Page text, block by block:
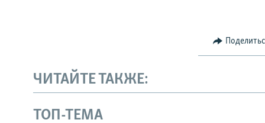
ЧИТАЙТЕ ТАКЖЕ:
ТОП-ТЕМА